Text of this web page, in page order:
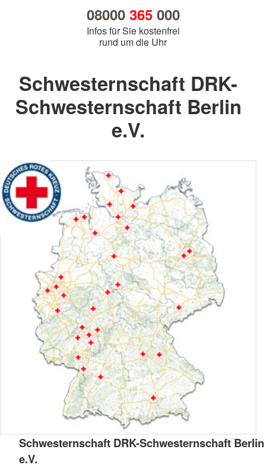
08000 365000
Infos für Sie kostenfrei
rund um die Uhr
Schwesternschaft DRK-
Schwesternschaft Berlin
e.V.
Schwesternschaft DRK-Schwesternschaft Berlin
e.V.